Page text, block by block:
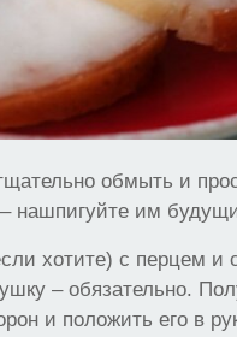
обмыть и
нашпигуйте им
хотите) с перцем и
– обязательно.
и положить его в